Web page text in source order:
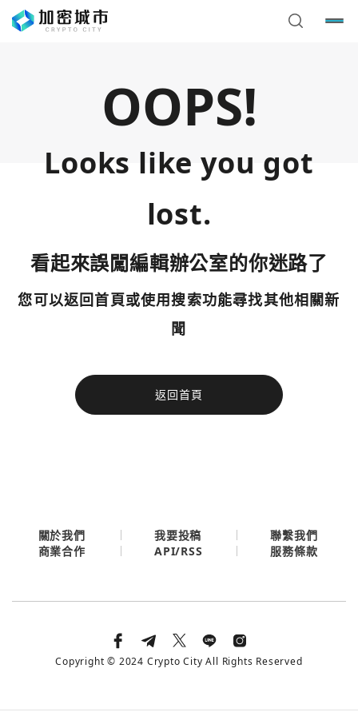
OOPS!
Looks like you got
lost.
看起來誤闖編輯辦公室的你迷路了
您可以返回首頁或使用搜索功能尋找其他相關新
聞
返回首頁
今日熱門
使用以下帳號繼續
您已閒置5分鐘，請點擊關閉按鈕或空白處，即可回到加密
今日熱門
關於我們 我要投稿
聯繫我們
商業合作
API/RSS 服務條款
Copyright © 2024 Crypto City All Rights Reserved